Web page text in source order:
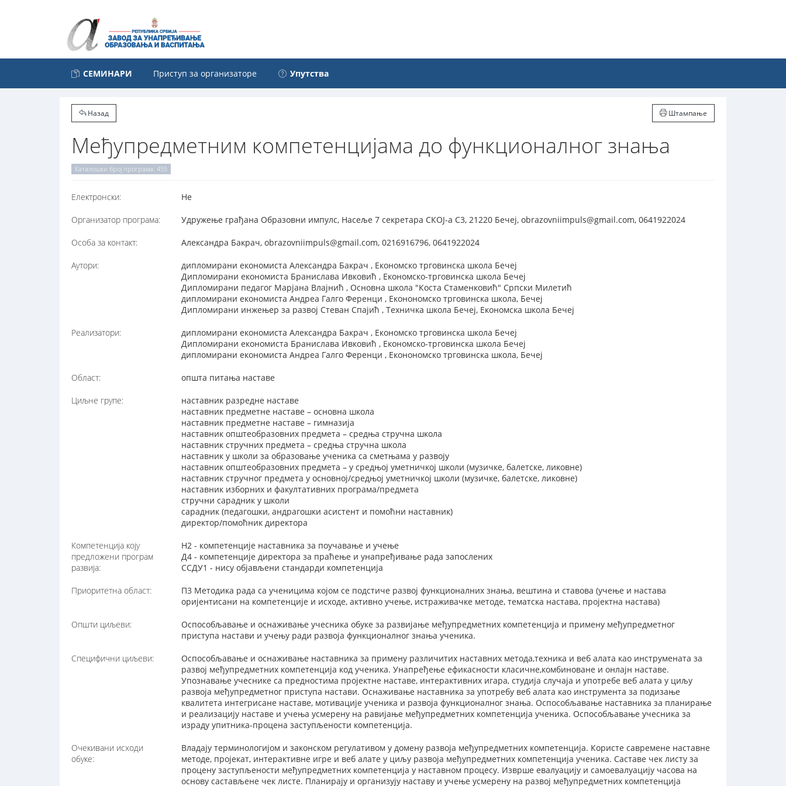
СЕМИНАРИ Приступ за организаторе Упутства
Назад Штампање
Међупредметним компетенцијама до функционалног знања
Каталошки број програма: 455
Електронски: Не
Организатор програма: Удружење грађана Образовни импулс, Насеље 7 секретара СКОЈ-а С3, 21220 Бечеј, obrazovniimpuls@gmail.com, 0641922024
Особа за контакт: Александра Бакрач, obrazovniimpuls@gmail.com, 0216916796, 0641922024
Аутори:
дипломирани економиста Александра Бакрач , Економско трговинска школа Бечеј
Дипломирани економиста Бранислава Ивковић , Економско-трговинска школа Бечеј
Дипломирани педагог Марјана Влајнић , Основна школа "Коста Стаменковић" Српски Милетић
дипломирани економиста Андреа Галго Ференци , Еконономско трговинска школа, Бечеј
Дипломирани инжењер за развој Стеван Спајић , Техничка школа Бечеј, Економска школа Бечеј
Реализатори:
дипломирани економиста Александра Бакрач , Економско трговинска школа Бечеј
Дипломирани економиста Бранислава Ивковић , Економско-трговинска школа Бечеј
дипломирани економиста Андреа Галго Ференци , Еконономско трговинска школа, Бечеј
Област: општа питања наставе
Циљне групе:
наставник разредне наставе
наставник предметне наставе – основна школа
наставник предметне наставе – гимназија
наставник општеобразовних предмета – средња стручна школа
наставник стручних предмета – средња стручна школа
наставник у школи за образовање ученика са сметњама у развоју
наставник општеобразовних предмета – у средњој уметничкој школи (музичке, балетске, ликовне)
наставник стручног предмета у основној/средњој уметничкој школи (музичке, балетске, ликовне)
наставник изборних и факултативних програма/предмета
стручни сарадник у школи
сарадник (педагошки, андрагошки асистент и помоћни наставник)
директор/помоћник директора
Компетенција коју
предложени програм
развија:
Н2 - компетенције наставника за поучавање и учење
Д4 - компетенције директора за праћење и унапређивање рада запослених
ССДУ1 - нису објављени стандарди компетенција
Приоритетна област:
П3 Методика рада са ученицима којом се подстиче развој функционалних знања, вештина и ставова (учење и настава
оријентисани на компетенције и исходе, активно учење, истраживачке методе, тематска настава, пројектна настава)
Општи циљеви:
Оспособљавање и оснаживање учесника обуке за развијање међупредметних компетенција и примену међупредметног
приступа настави и учењу ради развоја функционалног знања ученика.
Специфични циљеви:
Оспособљавање и оснаживање наставника за примену различитих наставних метода,техника и веб алата као инструмената за
развој међупредметних компетенција код ученика. Унапређење ефикасности класичне,комбиноване и онлајн наставе.
Упознавање учеснике са предностима пројектне наставе, интерактивних игара, студија случаја и употребе веб алата у циљу
развоја међупредметног приступа настави. Оснаживање наставника за употребу веб алата као инструмента за подизање
квалитета интегрисане наставе, мотивације ученика и развоја функционалног знања. Оспособљавање наставника за планирање
и реализацију наставе и учења усмерену на равијање међупредметних компетенција ученика. Оспособљавање учесника за
израду упитника-процена заступљености компетенција.
Очекивани исходи
обуке:
Владају терминологијом и законском регулативом у домену развоја међупредметних компетенција. Користе савремене наставне
методе, пројекат, интерактивне игре и веб алате у циљу развоја међупредметних компетенција ученика. Саставе чек листу за
процену заступљености међупредметних компетенција у наставном процесу. Изврше евалуацију и самоевалуацију часова на
основу састављене чек листе. Планирају и организују наставу и учење усмерену на развој међупредметних компетенција